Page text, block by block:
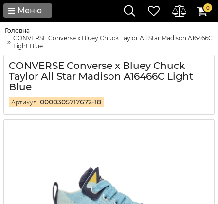
Меню 0
Головна
CONVERSE Converse x Bluey Chuck Taylor All Star Madison A16466C
Light Blue
CONVERSE Converse x Bluey Chuck
Taylor All Star Madison A16466C Light
Blue
Артикул: 0000305717672-18